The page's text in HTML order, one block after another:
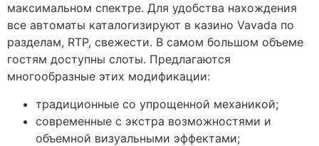
максимальном спектре. Для удобства нахождения
все автоматы каталогизируют в казино Vavada по
разделам, RTP, свежести. В самом большом объеме
гостям доступны слоты. Предлагаются
многообразные этих модификации:
традиционные со упрощенной механикой;
современные с экстра возможностями и
объемной визуальными эффектами;